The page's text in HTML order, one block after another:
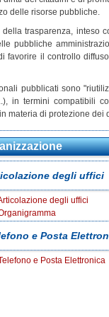
delle risorse pubbliche.
della trasparenza, inteso
pubbliche
favorire il controllo
pubblicati sono
in termini compatibili
materia di protezione dei
degli uffici
degli uffici
e Posta
e Posta Elettronica